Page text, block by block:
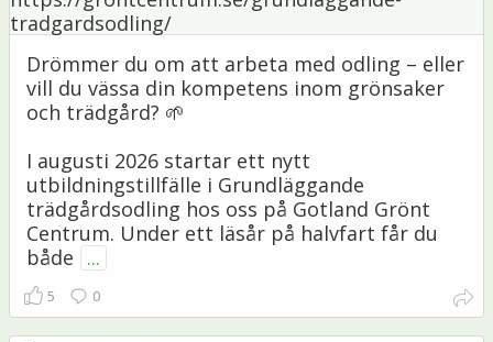
Drömmer du om att arbeta med odling – eller
vill du vässa din kompetens inom grönsaker
och trädgård? 🌱
I augusti 2026 startar ett nytt
utbildningstillfälle i Grundläggande
trädgårdsodling hos oss på Gotland Grönt
Centrum. Under ett läsår på halvfart får du
både ...
5 0